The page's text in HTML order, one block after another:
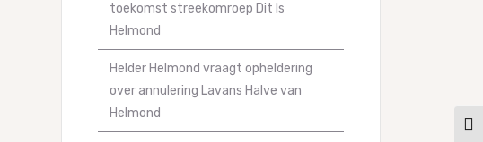
toekomst streekomroep Dit Is
Helmond
Helder Helmond vraagt opheldering
over annulering Lavans Halve van
Helmond